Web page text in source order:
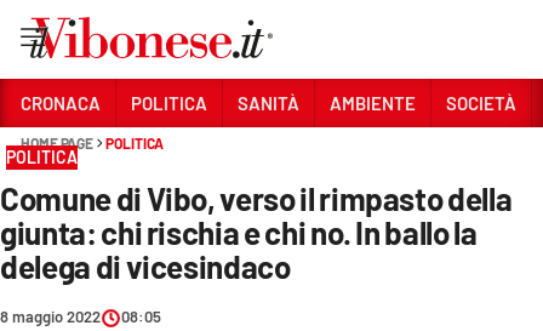
Sezioni
CRONACA
POLITICA
CRONACA POLITICA SANITÀ AMBIENTE SOCIETÀ
HOME PAGE POLITICA
POLITICA
Comune di Vibo, verso il rimpasto della
giunta: chi rischia e chi no. In ballo la
delega di vicesindaco
8 maggio 2022 08:05